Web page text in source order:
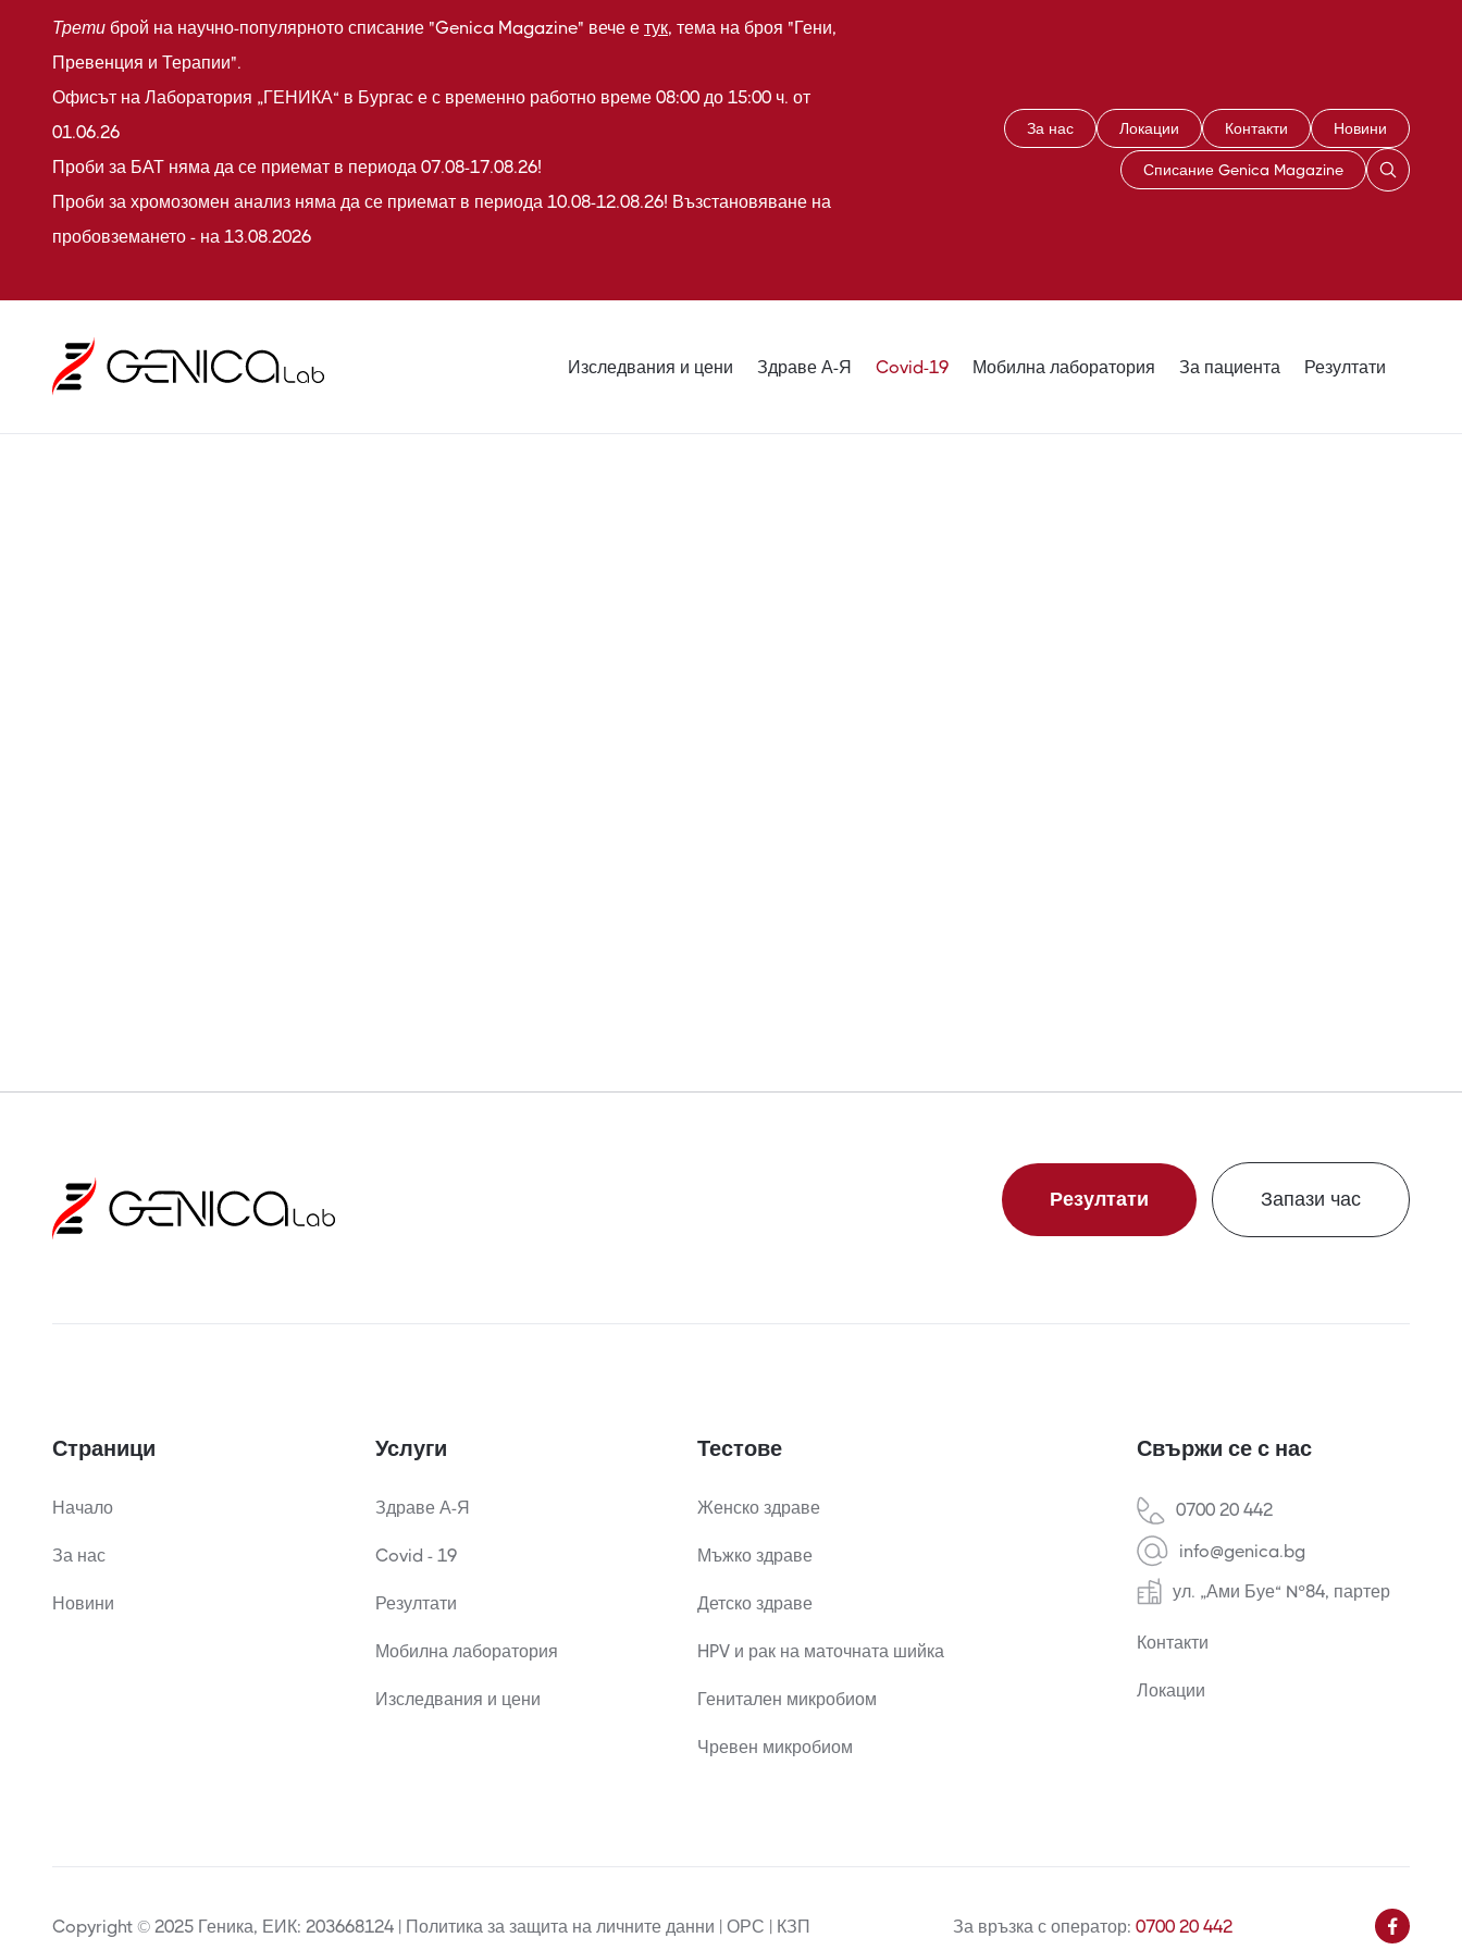
Трети брой на научно-популярното списание "Genica Magazine" вече е тук, тема на броя "Гени,
Превенция и Терапии".
Офисът на Лаборатория „ГЕНИКА“ в Бургас е с временно работно време 08:00 до 15:00 ч. от
01.06.26
Проби за БАТ няма да се приемат в периода 07.08-17.08.26!
Проби за хромозомен анализ няма да се приемат в периода 10.08-12.08.26! Възстановяване на
пробовземането - на 13.08.2026
За нас Локации Контакти Новини
Списание Genica Magazine
Изследвания и цени Здраве А-Я Covid-19 Мобилна лаборатория За пациента Резултати
Резултати Запази час
Страници
Начало
За нас
Новини
Услуги
Здраве А-Я
Covid - 19
Резултати
Мобилна лаборатория
Изследвания и цени
Тестове
Женско здраве
Мъжко здраве
Детско здраве
HPV и рак на маточната шийка
Генитален микробиом
Чревен микробиом
Свържи се с нас
0700 20 442
info@genica.bg
ул. „Ами Буе“ №84, партер
Контакти
Локации
Copyright © 2025 Геника, ЕИК: 203668124 | Политика за защита на личните данни | ОРС | КЗП За връзка с оператор: 0700 20 442 